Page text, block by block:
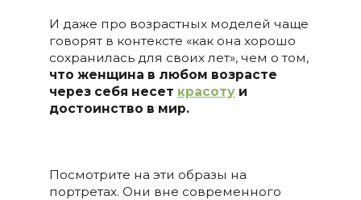
И даже про возрастных моделей чаще
говорят в контексте «как она хорошо
сохранилась для своих лет», чем о том,
что женщина в любом возрасте
через себя несет красотуи
достоинство в мир.
Посмотрите на эти образы на
портретах. Они вне современного